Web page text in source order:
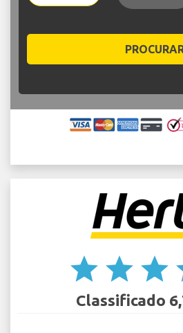
star star star
Classificado